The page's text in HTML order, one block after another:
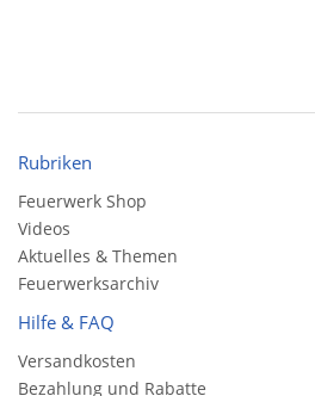
Rubriken
Feuerwerk Shop
Videos
Aktuelles & Themen
Feuerwerksarchiv
Hilfe & FAQ
Versandkosten
Bezahlung und Rabatte